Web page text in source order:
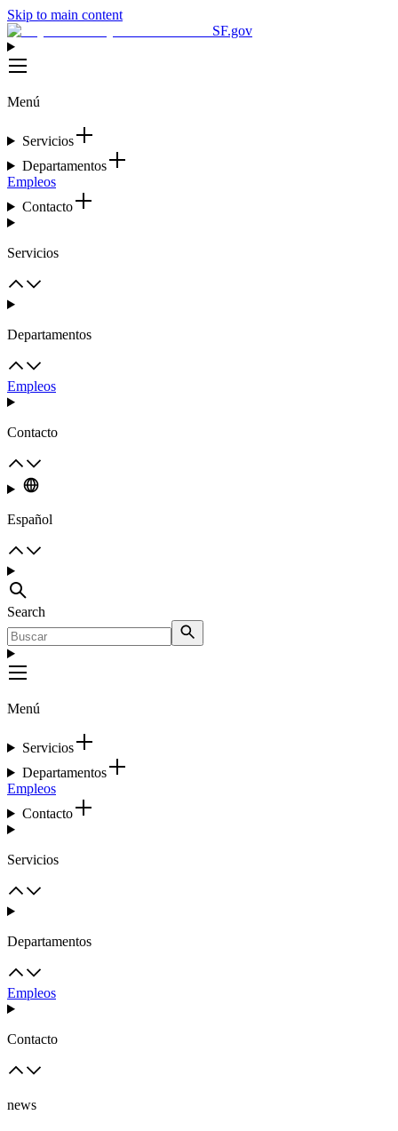
Skip to main content
SF.gov
Menú
Servicios
Departamentos
Empleos
Contacto
Servicios
Departamentos
Empleos
Contacto
Español
Search
Menú
Servicios
Departamentos
Empleos
Contacto
Servicios
Departamentos
Empleos
Contacto
news